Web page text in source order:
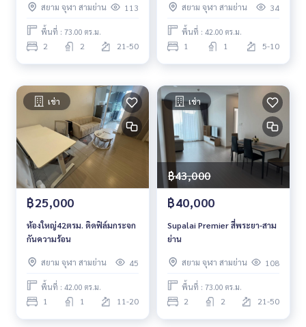
สยาม จุฬา สามย่าน 113
พื้นที่ : 73.00 ตร.ม.
2 2 21-50
สยาม จุฬา สามย่าน 34
พื้นที่ : 42.00 ตร.ม.
1 1 5-10
เช่า
฿25,000
ห้องใหญ่42ตรม. ติดฟิล์มกระจก
กันความร้อน
สยาม จุฬา สามย่าน 45
พื้นที่ : 42.00 ตร.ม.
1 1 11-20
เช่า
฿43,000
฿40,000
Supalai Premier สี่พระยา-สาม
ย่าน
สยาม จุฬา สามย่าน 108
พื้นที่ : 73.00 ตร.ม.
2 2 21-50